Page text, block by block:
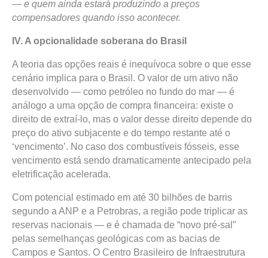
— e quem ainda estará produzindo a preços
compensadores quando isso acontecer.
IV. A opcionalidade soberana do Brasil
A teoria das opções reais é inequívoca sobre o que esse
cenário implica para o Brasil. O valor de um ativo não
desenvolvido — como petróleo no fundo do mar — é
análogo a uma opção de compra financeira: existe o
direito de extraí-lo, mas o valor desse direito depende do
preço do ativo subjacente e do tempo restante até o
‘vencimento’. No caso dos combustíveis fósseis, esse
vencimento está sendo dramaticamente antecipado pela
eletrificação acelerada.
Com potencial estimado em até 30 bilhões de barris
segundo a ANP e a Petrobras, a região pode triplicar as
reservas nacionais — e é chamada de “novo pré-sal”
pelas semelhanças geológicas com as bacias de
Campos e Santos. O Centro Brasileiro de Infraestrutura